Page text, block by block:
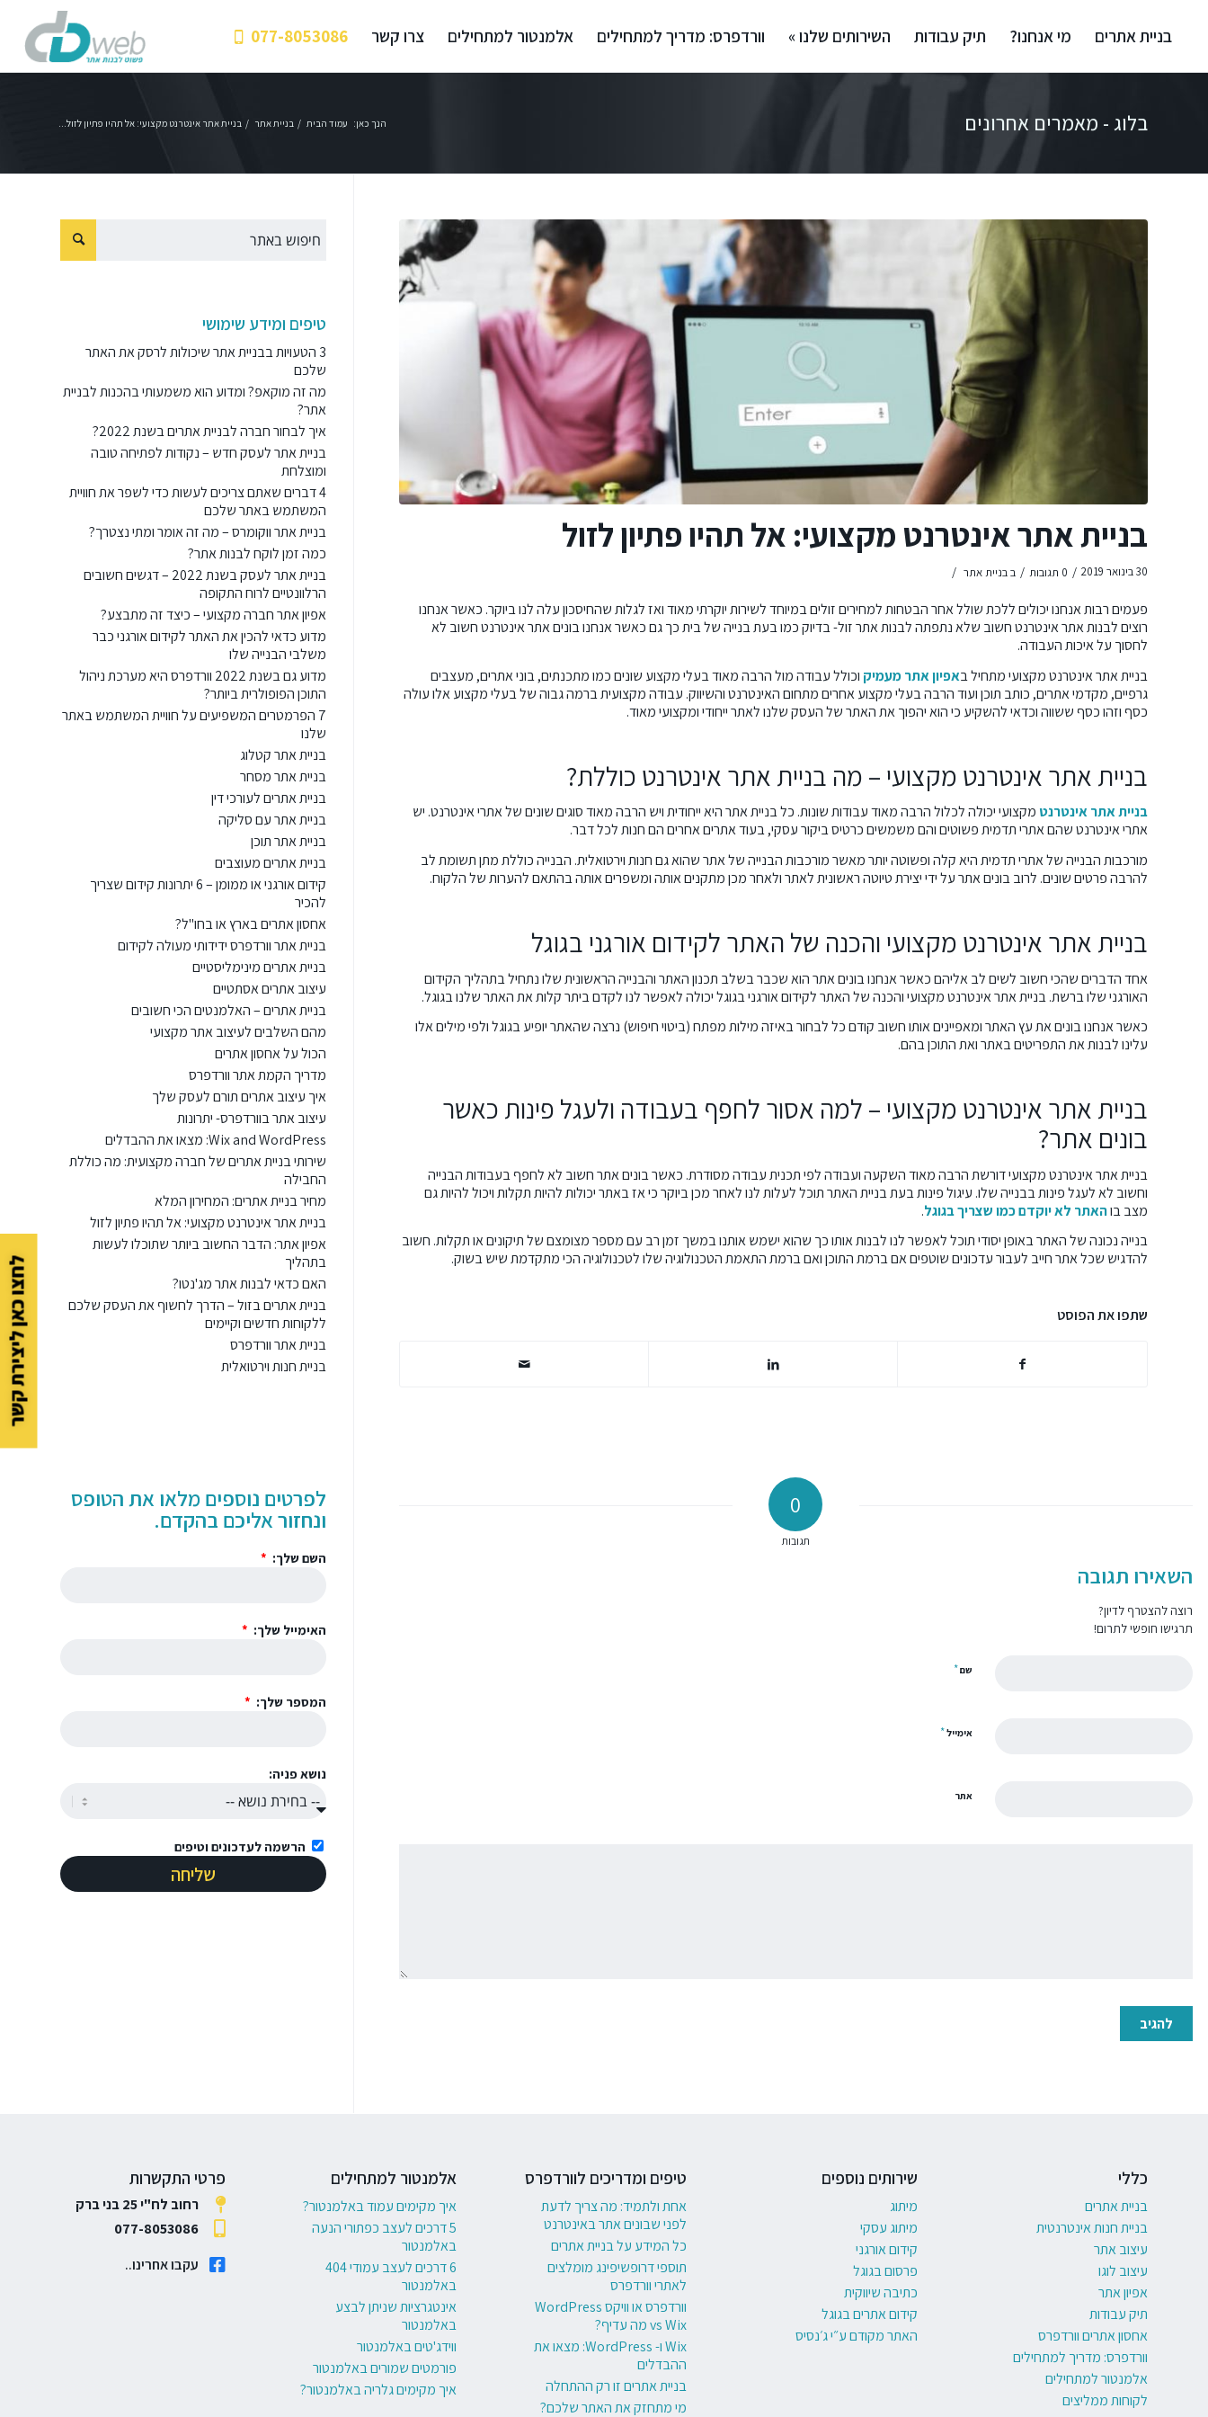
בניית אתרים מי אנחנו? תיק עבודות השירותים שלנו » וורדפרס: מדריך למתחילים אלמנטור למתחילים צרו קשר 077-8053086
בלוג - מאמרים אחרונים הנך כאן: עמוד הבית / בניית אתר / בניית אתר אינטרנט מקצועי: אל תהיו פתיון לזול...
בניית אתר אינטרנט מקצועי: אל תהיו פתיון לזול
30 בינואר 2019 / 0 תגובות / בבניית אתר /
פעמים רבות אנחנו יכולים ללכת שולל אחר הבטחות למחירים זולים במיוחד לשירות יוקרתי מאוד ואז לגלות שהחיסכון עלה לנו ביוקר. כאשר אנחנו
רוצים לבנות אתר אינטרנט חשוב שלא נתפתה לבנות אתר זול- בדיוק כמו בעת בנייה של בית כך גם כאשר אנחנו בונים אתר אינטרנט חשוב לא
לחסוך על איכות העבודה.
בניית אתר אינטרנט מקצועי מתחיל באפיון אתר מעמיק וכולל עבודה מול הרבה מאוד בעלי מקצוע שונים כמו מתכנתים, בוני אתרים, מעצבים
גרפיים, מקדמי אתרים, כותב תוכן ועוד הרבה בעלי מקצוע אחרים מתחום האינטרנט והשיווק. עבודה מקצועית ברמה גבוה של בעלי מקצוע אלו עולה
כסף וזהו כסף ששווה וכדאי להשקיע כי הוא יהפוך את האתר של העסק שלנו לאתר ייחודי ומקצועי מאוד.
בניית אתר אינטרנט מקצועי – מה בניית אתר אינטרנט כוללת?
בניית אתר אינטרנט מקצועי יכולה לכלול הרבה מאוד עבודות שונות. כל בניית אתר היא ייחודית ויש הרבה מאוד סוגים שונים של אתרי אינטרנט. יש
אתרי אינטרנט שהם אתרי תדמית פשוטים והם משמשים כרטיס ביקור עסקי, בעוד אתרים אחרים הם חנות לכל דבר.
מורכבות הבנייה של אתרי תדמית היא קלה ופשוטה יותר מאשר מורכבות הבנייה של אתר שהוא גם חנות וירטואלית. הבנייה כוללת מתן תשומת לב
להרבה פרטים שונים. לרוב בונים אתר על ידי יצירת טיוטה ראשונית לאתר ולאחר מכן מתקנים אותה ומשפרים אותה בהתאם להערות של הלקוח.
בניית אתר אינטרנט מקצועי והכנה של האתר לקידום אורגני בגוגל
אחד הדברים שהכי חשוב לשים לב אליהם כאשר אנחנו בונים אתר הוא שכבר בשלב תכנון האתר והבנייה הראשונית שלו נתחיל בתהליך הקידום
האורגני שלו ברשת. בניית אתר אינטרנט מקצועי והכנה של האתר לקידום אורגני בגוגל יכולה לאפשר לנו לקדם ביתר קלות את האתר שלנו בגוגל.
כאשר אנחנו בונים את עץ האתר ומאפיינים אותו חשוב קודם כל לבחור באיזה מילות מפתח (ביטוי חיפוש) נרצה שהאתר יופיע בגוגל ולפי מילים אלו
עלינו לבנות את התפריטים באתר ואת התוכן בהם.
בניית אתר אינטרנט מקצועי – למה אסור לחפף בעבודה ולעגל פינות כאשר
בונים אתר?
בניית אתר אינטרנט מקצועידורשת הרבה מאוד השקעה ועבודה לפי תכנית עבודה מסודרת. כאשר בונים אתר חשוב לא לחפף בעבודות הבנייה
וחשוב לא לעגל פינות בבנייה שלו. עיגול פינות בעת בניית האתר תוכל לעלות לנו לאחר מכן ביוקר כי אז באתר יכולות להיות תקלות ויכול להיות גם
מצב בוהאתר לא יוקדם כמו שצריך בגוגל.
בנייה נכונה של האתר באופן יסודי תוכל לאפשר לנו לבנות אותו כך שהוא ישמש אותנו במשך זמן רב עם מספר מצומצם של תיקונים או תקלות. חשוב
להדגיש שכל אתר חייב לעבור עדכונים שוטפים אם ברמת התוכן ואם ברמת התאמת הטכנולוגיה שלו לטכנולוגיה הכי מתקדמת שיש בשוק.
שתפו את הפוסט
0
תגובות
השאירו תגובה
רוצה להצטרף לדיון?
תרגישו חופשי לתרום!
שם*
אימייל*
אתר
טיפים ומידע שימושי
3 הטעויות בבניית אתר שיכולות לרסק את האתר
שלכם
מה זה מוקאפ? ומדוע הוא משמעותי בהכנות לבניית
אתר?
איך לבחור חברה לבניית אתרים בשנת 2022?
בניית אתר לעסק חדש – נקודות לפתיחה טובה
ומוצלחת
4 דברים שאתם צריכים לעשות כדי לשפר את חוויית
המשתמש באתר שלכם
בניית אתר ווקומרס – מה זה אומר ומתי נצטרך?
כמה זמן לוקח לבנות אתר?
בניית אתר לעסק בשנת 2022 – דגשים חשובים
הרלוונטיים לרוח התקופה
אפיון אתר חברה מקצועי – כיצד זה מתבצע?
מדוע כדאי להכין את האתר לקידום אורגני כבר
משלבי הבנייה שלו
מדוע גם בשנת 2022 וורדפרס היא מערכת ניהול
התוכן הפופולרית ביותר?
7 הפרמטרים המשפיעים על חוויית המשתמש באתר
שלנו
בניית אתר קטלוג
בניית אתר מסחר
בניית אתרים לעורכי דין
בניית אתר עם סליקה
בניית אתר תוכן
בניית אתרים מעוצבים
קידום אורגני או ממומן – 6 יתרונות קידום שצריך
להכיר
אחסון אתרים בארץ או בחו"ל?
בניית אתר וורדפרס ידידותי מעולה לקידום
בניית אתרים מינימליסטיים
עיצוב אתרים אסתטיים
בניית אתרים – האלמנטים הכי חשובים
מהם השלבים לעיצוב אתר מקצועי
הכול על אחסון אתרים
מדריך הקמת אתר וורדפרס
איך עיצוב אתרים תורם לעסק שלך
עיצוב אתר בוורדפרס- יתרונות
Wix and WordPress: מצאו את ההבדלים
שירותי בניית אתרים של חברה מקצועית: מה כוללת
החבילה
מחיר בניית אתרים: המחירון המלא
בניית אתר אינטרנט מקצועי: אל תהיו פתיון לזול
אפיון אתר: הדבר החשוב ביותר שתוכלו לעשות
בתהליך
האם כדאי לבנות אתר מג'נטו?
בניית אתרים בזול – הדרך לחשוף את העסק שלכם
ללקוחות חדשים וקיימים
בניית אתר וורדפרס
בניית חנות וירטואלית
לפרטים נוספים מלאו את הטופס
ונחזור אליכם בהקדם.
השם שלך:
האימייל שלך:
המספר שלך:
נושא פניה:
הרשמה לעדכונים וטיפים
שליחה
כללי
בניית אתרים
בניית חנות אינטרנטית
עיצוב אתר
עיצוב לוגו
אפיון אתר
תיק עבודות
אחסון אתרים וורדפרס
וורדפרס: מדריך למתחילים
אלמנטור למתחילים
לקוחות ממליצים
שירותים נוספים
מיתוג
מיתוג עסקי
קידום אורגני
פרסום בגוגל
כתיבה שיווקית
קידום אתרים בגוגל
האתר מקודם ע״י ג׳נסיס
טיפים ומדריכים לוורדפרס
אחת ולתמיד: מה צריך לדעת
לפני שבונים אתר באינטרנט
כל המידע על בניית אתרים
תוספי דרופשיפינג מומלצים
לאתרי וורדפרס
וורדפרס או וויקס WordPress
vs Wix מה עדיף?
Wix ו- WordPress: מצאו את
ההבדלים
בניית אתרים זו רק ההתחלה
מי מתחזק את האתר שלכם?
אלמנטור למתחילים
איך מקימים עמוד באלמנטור?
5 דרכים לעצב כפתורי הנעה
באלמנטור
6 דרכים לעצב עמודי 404
באלמנטור
אינטגרציות שניתן לבצע
באלמנטור
ווידג'טים באלמנטור
פורמטים שמורים באלמנטור
איך מקימים גלריה באלמנטור?
פרטי התקשרות
רחוב לח"י 25 בני ברק
077-8053086
עקבו אחרינו..
לחצו כאן ליצירת קשר